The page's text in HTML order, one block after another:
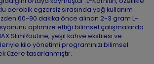
aerobik egzersiz sırasında yağ kullanım
60-90 dakika önce alınan 2-3 gram L-
optimize ettiği bilimsel çalışmalarda
SlimRoutine, yeşil kahve ekstresi ve
kilo yönetimi programınızı bilimsel
üzere tasarlanmıştır.